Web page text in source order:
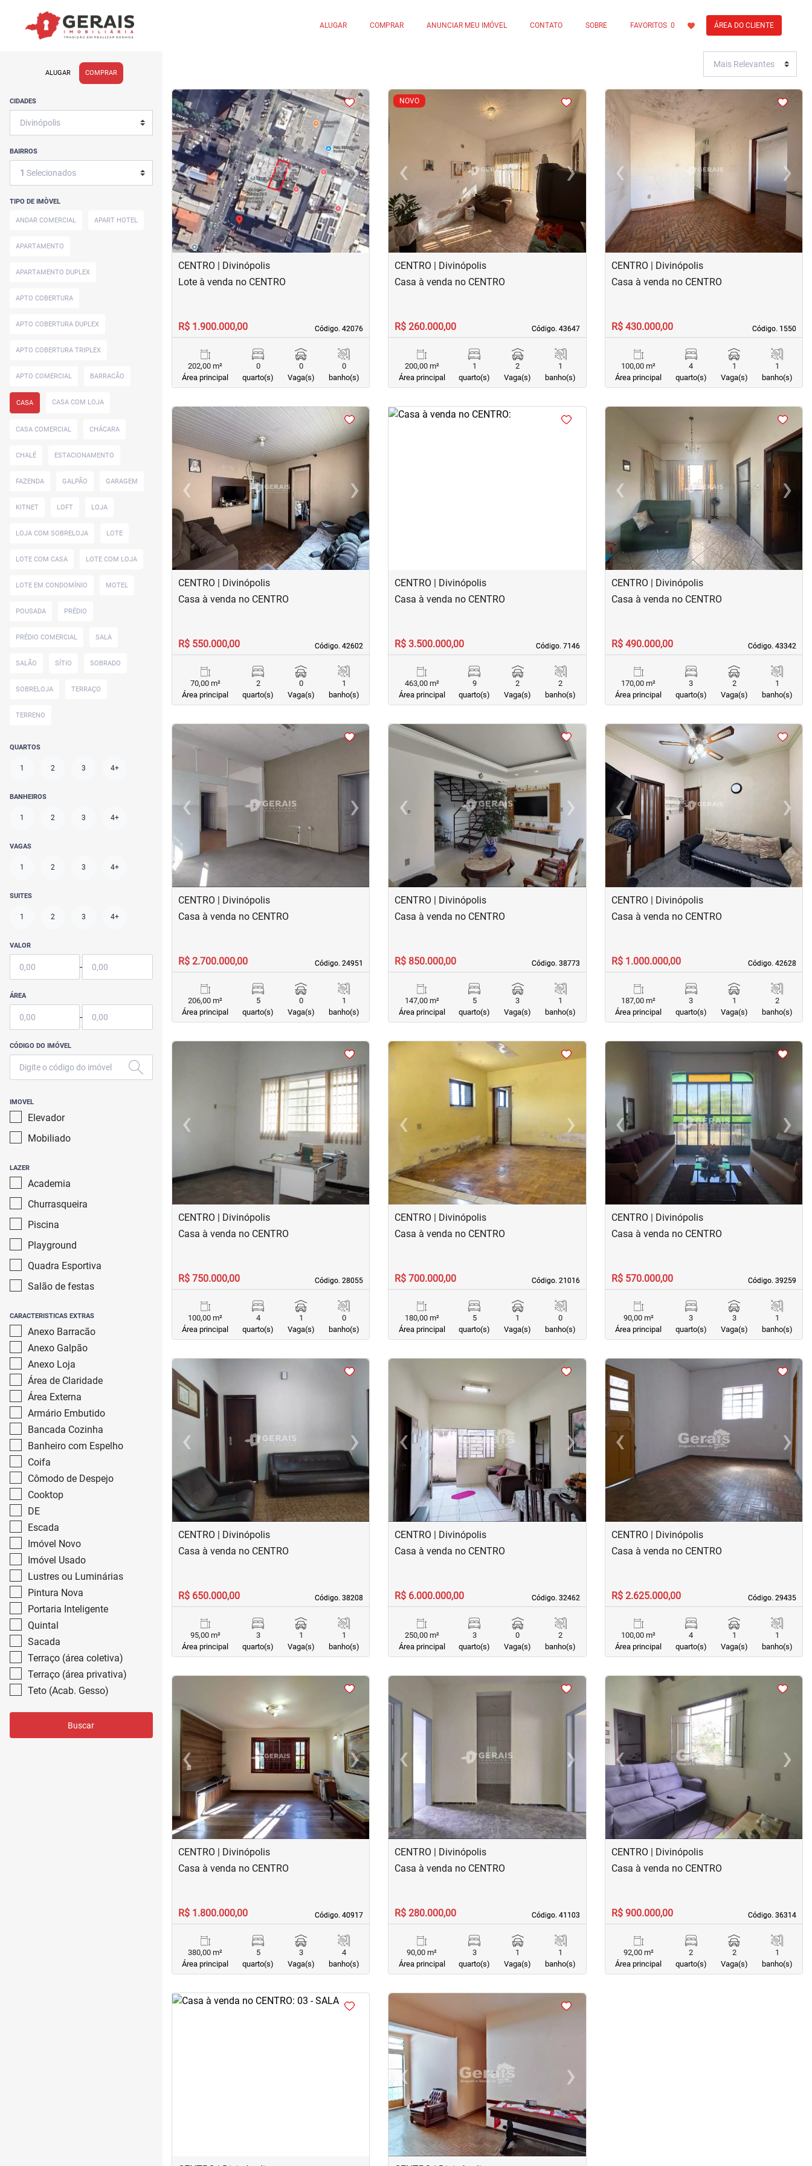
ALUGAR COMPRAR ANUNCIAR MEU IMÓVEL CONTATO SOBRE FAVORITOS 0 ÁREA DO CLIENTE
ALUGAR COMPRAR
CIDADES
BAIRROS
1 Selecionados
TIPO DE IMÒVEL
ANDAR COMERCIAL APART HOTEL
APARTAMENTO
APARTAMENTO DUPLEX
APTO COBERTURA
APTO COBERTURA DUPLEX
APTO COBERTURA TRIPLEX
APTO COMERCIAL BARRACÃO
CASA CASA COM LOJA
CASA COMERCIAL CHÁCARA
CHALÉ ESTACIONAMENTO
FAZENDA GALPÃO GARAGEM
KITNET LOFT LOJA
LOJA COM SOBRELOJA LOTE
LOTE COM CASA LOTE COM LOJA
LOTE EM CONDOMÍNIO MOTEL
POUSADA PRÉDIO
PRÉDIO COMERCIAL SALA
SALÃO SÍTIO SOBRADO
SOBRELOJA TERRAÇO
TERRENO
QUARTOS
1 2 3 4+
BANHEIROS
1 2 3 4+
VAGAS
1 2 3 4+
SUITES
1 2 3 4+
VALOR
-
ÁREA
-
CÓDIGO DO IMÓVEL
IMOVEL
Elevador
Mobiliado
LAZER
Academia
Churrasqueira
Piscina
Playground
Quadra Esportiva
Salão de festas
CARACTERISTICAS EXTRAS
Anexo Barracão
Anexo Galpão
Anexo Loja
Área de Claridade
Área Externa
Armário Embutido
Bancada Cozinha
Banheiro com Espelho
Coifa
Cômodo de Despejo
Cooktop
DE
Escada
Imóvel Novo
Imóvel Usado
Lustres ou Luminárias
Pintura Nova
Portaria Inteligente
Quintal
Sacada
Terraço (área coletiva)
Terraço (área privativa)
Teto (Acab. Gesso)
Buscar
‹Previous ›Next
CENTRO | Divinópolis
Código. 42076
Código. 42076
Lote à venda no CENTRO
R$ 1.900.000,00
202,00 m²
Área principal
0
quarto(s)
0
Vaga(s)
0
banho(s)
NOVO
<<<<
‹
Previous ›Next
CENTRO | Divinópolis
Código. 43647
Código. 43647
Casa à venda no CENTRO
R$ 260.000,00
200,00 m²
Área principal
1
quarto(s)
2
Vaga(s)
1
banho(s)
<
‹Previous ›Next
CENTRO | Divinópolis
Código. 1550
Código. 1550
Casa à venda no CENTRO
R$ 430.000,00
100,00 m²
Área principal
4
quarto(s)
1
Vaga(s)
1
banho(s)
<<<<
‹Previous ›Next
CENTRO | Divinópolis
Código. 42602
Código. 42602
Casa à venda no CENTRO
R$ 550.000,00
70,00 m²
Área principal
2
quarto(s)
0
Vaga(s)
1
banho(s)
<<<<
CENTRO | Divinópolis
Código. 7146
Código. 7146
Casa à venda no CENTRO
R$ 3.500.000,00
463,00 m²
Área principal
9
quarto(s)
2
Vaga(s)
2
banho(s)
<
‹Previous ›Next
CENTRO | Divinópolis
Código. 43342
Código. 43342
Casa à venda no CENTRO
R$ 490.000,00
170,00 m²
Área principal
3
quarto(s)
2
Vaga(s)
1
banho(s)
< <
‹Previous ›Next
CENTRO | Divinópolis
Código. 24951
Código. 24951
Casa à venda no CENTRO
R$ 2.700.000,00
206,00 m²
Área principal
5
quarto(s)
0
Vaga(s)
1
banho(s)
<<<<
‹
Previous ›Next
CENTRO | Divinópolis
Código. 38773
Código. 38773
Casa à venda no CENTRO
R$ 850.000,00
147,00 m²
Área principal
5
quarto(s)
3
Vaga(s)
1
banho(s)
<< <<
‹Previous ›Next
CENTRO | Divinópolis
Código. 42628
Código. 42628
Casa à venda no CENTRO
R$ 1.000.000,00
187,00 m²
Área principal
3
quarto(s)
1
Vaga(s)
2
banho(s)
<
‹Previous ›Next
CENTRO | Divinópolis
Código. 28055
Código. 28055
Casa à venda no CENTRO
R$ 750.000,00
100,00 m²
Área principal
4
quarto(s)
1
Vaga(s)
0
banho(s)
<<
‹
Previous ›Next
CENTRO | Divinópolis
Código. 21016
Código. 21016
Casa à venda no CENTRO
R$ 700.000,00
180,00 m²
Área principal
5
quarto(s)
1
Vaga(s)
0
banho(s)
<
‹Previous ›Next
CENTRO | Divinópolis
Código. 39259
Código. 39259
Casa à venda no CENTRO
R$ 570.000,00
90,00 m²
Área principal
3
quarto(s)
3
Vaga(s)
1
banho(s)
<
‹Previous ›Next
CENTRO | Divinópolis
Código. 38208
Código. 38208
Casa à venda no CENTRO
R$ 650.000,00
95,00 m²
Área principal
3
quarto(s)
1
Vaga(s)
1
banho(s)
<
‹Previous ›
Next
CENTRO | Divinópolis
Código. 32462
Código. 32462
Casa à venda no CENTRO
R$ 6.000.000,00
250,00 m²
Área principal
3
quarto(s)
0
Vaga(s)
2
banho(s)
<<<
‹
Previous ›
Next
CENTRO | Divinópolis
Código. 29435
Código. 29435
Casa à venda no CENTRO
R$ 2.625.000,00
100,00 m²
Área principal
4
quarto(s)
1
Vaga(s)
1
banho(s)
<
‹Previous ›Next
CENTRO | Divinópolis
Código. 40917
Código. 40917
Casa à venda no CENTRO
R$ 1.800.000,00
380,00 m²
Área principal
5
quarto(s)
3
Vaga(s)
4
banho(s)
<
‹
Previous ›
Next
CENTRO | Divinópolis
Código. 41103
Código. 41103
Casa à venda no CENTRO
R$ 280.000,00
90,00 m²
Área principal
3
quarto(s)
1
Vaga(s)
1
banho(s)
<
‹Previous ›Next
CENTRO | Divinópolis
Código. 36314
Código. 36314
Casa à venda no CENTRO
R$ 900.000,00
92,00 m²
Área principal
2
quarto(s)
2
Vaga(s)
1
banho(s)
<<<< <
‹Previous ›Next